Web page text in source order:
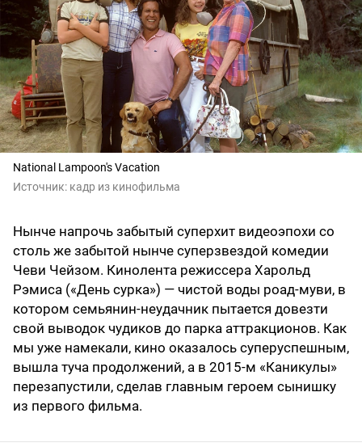
National Lampoon's Vacation
Источник: кадр из кинофильма
Нынче напрочь забытый суперхит видеоэпохи со
столь же забытой нынче суперзвездой комедии
Чеви Чейзом. Кинолента режиссера Харольд
Рэмиса («День сурка») — чистой воды роад-муви, в
котором семьянин-неудачник пытается довезти
свой выводок чудиков до парка аттракционов. Как
мы уже намекали, кино оказалось суперуспешным,
вышла туча продолжений, а в 2015-м «Каникулы»
перезапустили, сделав главным героем сынишку
из первого фильма.